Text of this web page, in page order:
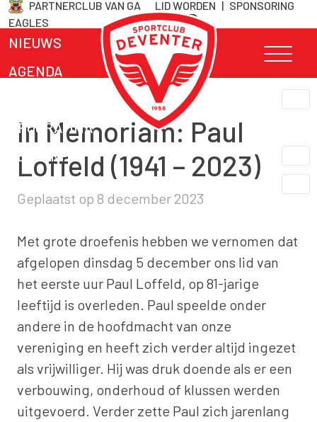
Skip
naar
inhoud
PARTNERCLUB VAN GA
EAGLES
LID WORDEN | SPONSORING
NIEUWS
AGENDA
PROGRAMMA
CLUB INFO
CONTACT
In Memoriam: Paul
Loffeld (1941 – 2023)
Geplaatst op 8 december 2023
Met grote droefenis hebben we vernomen dat
afgelopen dinsdag 5 december ons lid van
het eerste uur Paul Loffeld, op 81-jarige
leeftijd is overleden. Paul speelde onder
andere in de hoofdmacht van onze
vereniging en heeft zich verder altijd ingezet
als vrijwilliger. Hij was druk doende als er een
verbouwing, onderhoud of klussen werden
uitgevoerd. Verder zette Paul zich jarenlang